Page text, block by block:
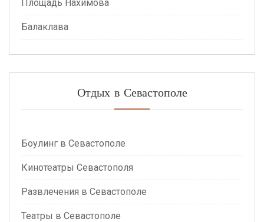
Площадь Нахимова
Балаклава
Отдых в Севастополе
Боулинг в Севастополе
Кинотеатры Севастополя
Развлечения в Севастополе
Театры в Севастополе